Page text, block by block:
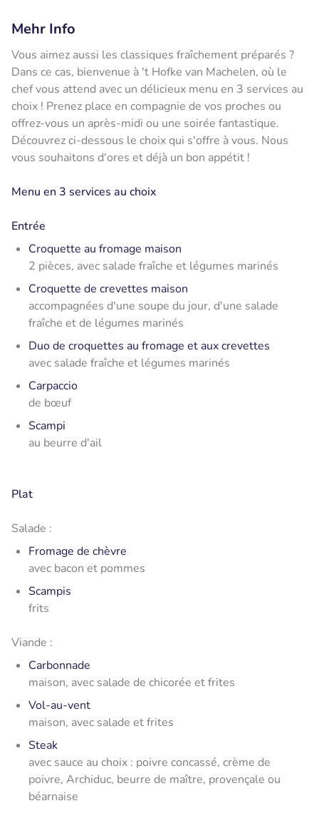
Mehr Info
Vous aimez aussi les classiques fraîchement préparés ?
Dans ce cas, bienvenue à 't Hofke van Machelen, où le
chef vous attend avec un délicieux menu en 3 services au
choix ! Prenez place en compagnie de vos proches ou
offrez-vous un après-midi ou une soirée fantastique.
Découvrez ci-dessous le choix qui s'offre à vous. Nous
vous souhaitons d'ores et déjà un bon appétit !
Menu en 3 services au choix
Entrée
Croquette au fromage maison
2 pièces, avec salade fraîche et légumes marinés
Croquette de crevettes maison
accompagnées d'une soupe du jour, d'une salade
fraîche et de légumes marinés
Duo de croquettes au fromage et aux crevettes
avec salade fraîche et légumes marinés
Carpaccio
de bœuf
Scampi
au beurre d'ail
Plat
Salade :
Fromage de chèvre
avec bacon et pommes
Scampis
frits
Viande :
Carbonnade
maison, avec salade de chicorée et frites
Vol-au-vent
maison, avec salade et frites
Steak
avec sauce au choix : poivre concassé, crème de
poivre, Archiduc, beurre de maître, provençale ou
béarnaise